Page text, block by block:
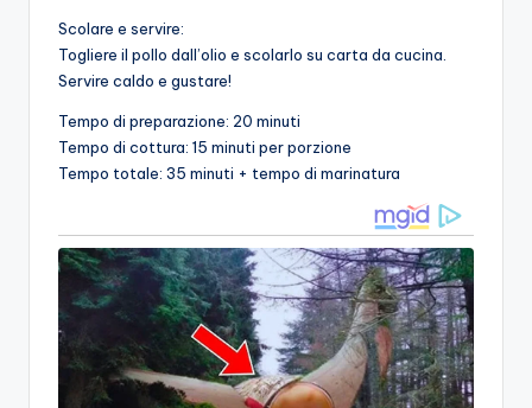
Scolare e servire:
Togliere il pollo dall’olio e scolarlo su carta da cucina.
Servire caldo e gustare!
Tempo di preparazione: 20 minuti
Tempo di cottura: 15 minuti per porzione
Tempo totale: 35 minuti + tempo di marinatura